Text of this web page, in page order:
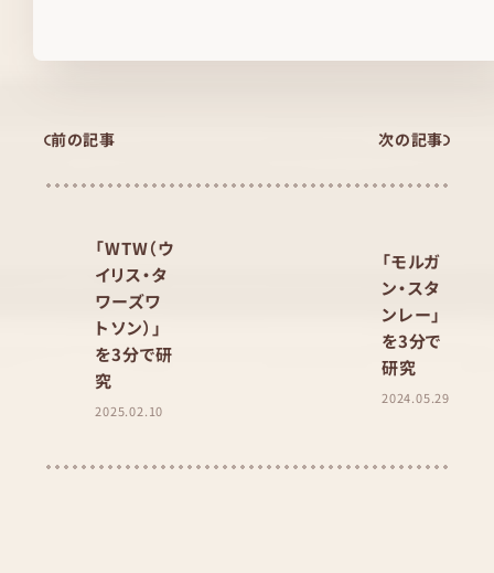
前の記事 次の記事
「WTW（ウ
イリス・タ
ワーズワ
トソン）」
を3分で研
究
2025.02.10
「モルガ
ン・スタ
ンレー」
を3分で
研究
2024.05.29